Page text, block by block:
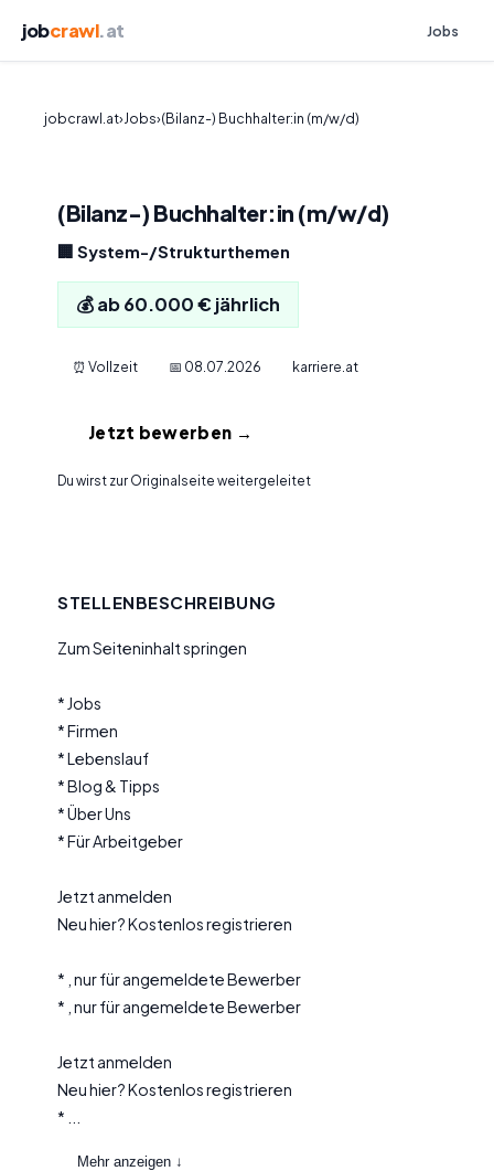
jobcrawl.at Jobs
jobcrawl.at›Jobs›(Bilanz-) Buchhalter:in (m/w/d)
(Bilanz-) Buchhalter:in (m/w/d)
🏢 System-/Strukturthemen
💰 ab 60.000 € jährlich
⏰ Vollzeit 📅 08.07.2026 karriere.at
Jetzt bewerben →
Du wirst zur Originalseite weitergeleitet
STELLENBESCHREIBUNG
Zum Seiteninhalt springen
* Jobs
* Firmen
* Lebenslauf
* Blog & Tipps
* Über Uns
* Für Arbeitgeber
Jetzt anmelden
Neu hier? Kostenlos registrieren
* , nur für angemeldete Bewerber
* , nur für angemeldete Bewerber
Jetzt anmelden
Neu hier? Kostenlos registrieren
* ...
Mehr anzeigen ↓